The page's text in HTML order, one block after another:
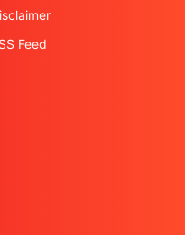
Feed